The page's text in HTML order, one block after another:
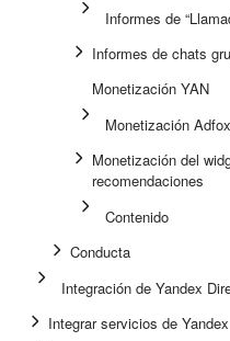
Informes de
Informes de chats
Monetización YAN
Monetización Adfox
Monetización del
recomendaciones
Contenido
Conducta
Integración de Yandex
Integrar servicios de Yandex